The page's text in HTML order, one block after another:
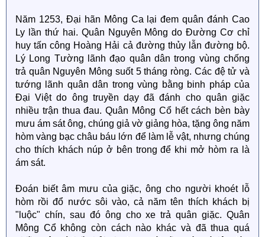
Năm 1253, Đại hãn Mông Ca lại đem quân đánh Cao
Ly lần thứ hai. Quân Nguyên Mông do Đường Cơ chỉ
huy tấn công Hoàng Hải cả đường thủy lẫn đường bộ.
Lý Long Tường lãnh đạo quân dân trong vùng chống
trả quân Nguyên Mông suốt 5 tháng ròng. Các đệ tử và
tướng lãnh quân dân trong vùng bằng binh pháp của
Đại Việt do ông truyền dạy đã đánh cho quân giặc
nhiều trận thua đau. Quân Mông Cổ hết cách bèn bày
mưu ám sát ông, chúng giả vờ giảng hòa, tặng ông năm
hòm vàng bạc châu báu lớn để làm lễ vật, nhưng chúng
cho thích khách núp ở bên trong để khi mở hòm ra là
ám sát.
Đoán biết âm mưu của giặc, ông cho người khoét lỗ
hòm rồi đổ nước sôi vào, cả năm tên thích khách bị
"luộc" chín, sau đó ông cho xe trả quân giặc. Quân
Mông Cổ không còn cách nào khác và đã thua quá